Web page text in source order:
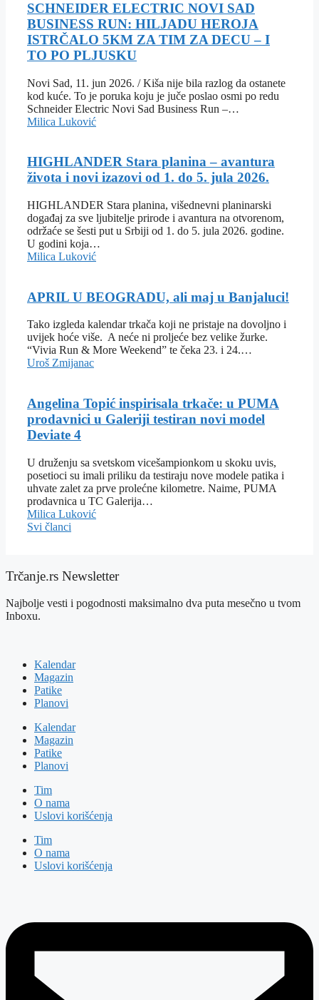
SCHNEIDER ELECTRIC NOVI SAD
BUSINESS RUN: HILJADU HEROJA
ISTRČALO 5KM ZA TIM ZA DECU – I
TO PO PLJUSKU
Novi Sad, 11. jun 2026. / Kiša nije bila razlog da ostanete
kod kuće. To je poruka koju je juče poslao osmi po redu
Schneider Electric Novi Sad Business Run –…
Milica Luković
HIGHLANDER Stara planina – avantura
života i novi izazovi od 1. do 5. jula 2026.
HIGHLANDER Stara planina, višednevni planinarski
događaj za sve ljubitelje prirode i avantura na otvorenom,
održaće se šesti put u Srbiji od 1. do 5. jula 2026. godine.
U godini koja…
Milica Luković
APRIL U BEOGRADU, ali maj u Banjaluci!
Tako izgleda kalendar trkača koji ne pristaje na dovoljno i
uvijek hoće više. A neće ni proljeće bez velike žurke.
“Vivia Run & More Weekend” te čeka 23. i 24.…
Uroš Zmijanac
Angelina Topić inspirisala trkače: u PUMA
prodavnici u Galeriji testiran novi model
Deviate 4
U druženju sa svetskom vicešampionkom u skoku uvis,
posetioci su imali priliku da testiraju nove modele patika i
uhvate zalet za prve prolećne kilometre. Naime, PUMA
prodavnica u TC Galerija…
Milica Luković
Svi članci
Trčanje.rs Newsletter
Najbolje vesti i pogodnosti maksimalno dva puta mesečno u tvom
Inboxu.
Kalendar
Magazin
Patike
Planovi
Kalendar
Magazin
Patike
Planovi
Tim
O nama
Uslovi korišćenja
Tim
O nama
Uslovi korišćenja